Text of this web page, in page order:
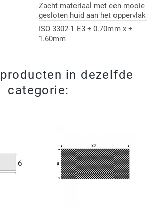
Zacht materiaal met een mooie
gesloten huid aan het oppervlak
ISO 3302-1 E3 ± 0.70mm x ±
1.60mm
in dezelfde
categorie: